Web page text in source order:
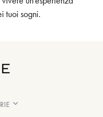
tuoi sogni.